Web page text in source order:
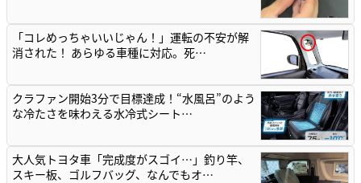
「コレめっちゃいいじゃん！」運転の不安が解
消された！ あらゆる車種に対応。死…
クラファン開始3分で目標達成！“水風呂”のよう
な冷たさを味わえる水冷式シート…
大人気トヨタ車「完成度がスゴイ…」釣り竿、
スキー板、ゴルフバッグ、なんでもオ…